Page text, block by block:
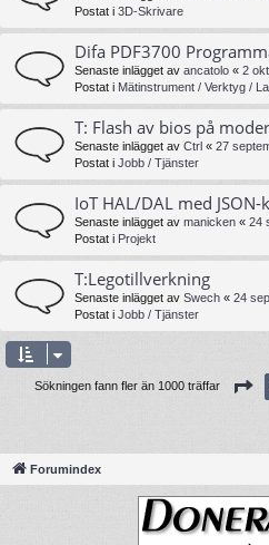
Postat i 3D-Skrivare
Difa PDF3700
Senaste inlägget av ancatolo « 2
Postat i Mätinstrument / Verktyg /
T: Flash av bios på
Senaste inlägget av Ctrl « 27
Postat i Jobb / Tjänster
IoT HAL/DAL med
Senaste inlägget av manicken « 24
Postat i Projekt
T:Legotillverkning
Senaste inlägget av Swech « 24
Postat i Jobb / Tjänster
Sökningen fann fler än 1000 träffar
Forumindex